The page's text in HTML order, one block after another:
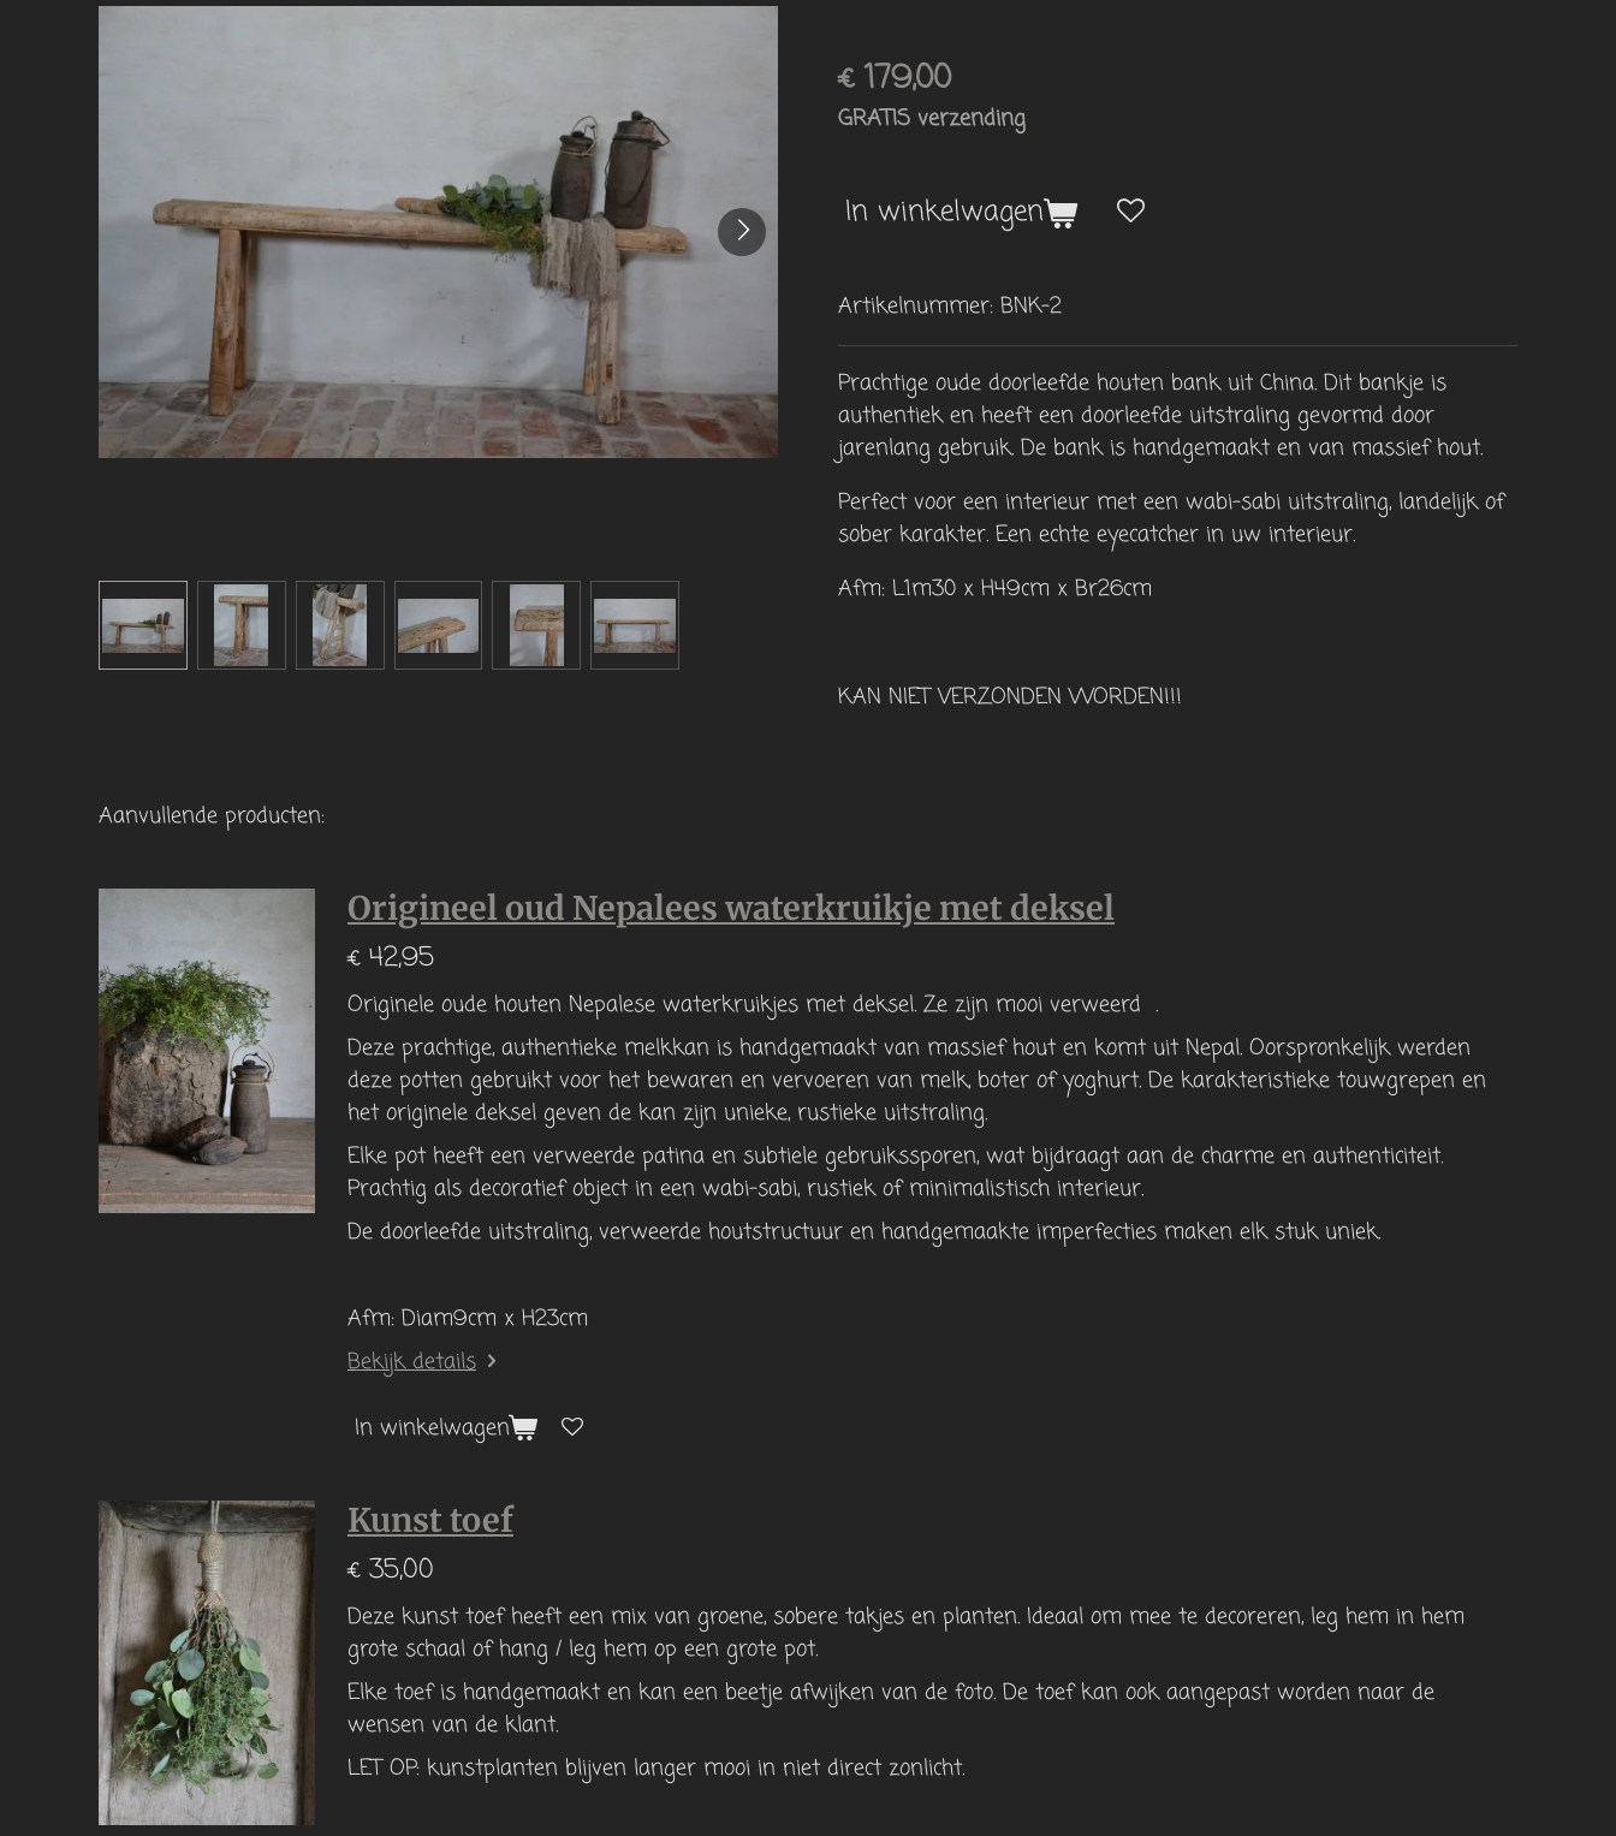
€ 179,00
GRATIS verzending
In winkelwagen
Artikelnummer: BNK-2
Prachtige oude doorleefde houten bank uit China. Dit bankje is
authentiek en heeft een doorleefde uitstraling gevormd door
jarenlang gebruik. De bank is handgemaakt en van massief hout.
Perfect voor een interieur met een wabi-sabi uitstraling, landelijk of
sober karakter. Een echte eyecatcher in uw interieur.
Afm: L1m30 x H49cm x Br26cm
KAN NIET VERZONDEN WORDEN!!!
Aanvullende producten:
Origineel oud Nepalees waterkruikje met deksel
€ 42,95
Originele oude houten Nepalese waterkruikjes met deksel. Ze zijn mooi verweerd .
Deze prachtige, authentieke melkkan is handgemaakt van massief hout en komt uit Nepal. Oorspronkelijk werden
deze potten gebruikt voor het bewaren en vervoeren van melk, boter of yoghurt. De karakteristieke touwgrepen en
het originele deksel geven de kan zijn unieke, rustieke uitstraling.
Elke pot heeft een verweerde patina en subtiele gebruikssporen, wat bijdraagt ​​aan de charme en authenticiteit.
Prachtig als decoratief object in een wabi-sabi, rustiek of minimalistisch interieur.
De doorleefde uitstraling, verweerde houtstructuur en handgemaakte imperfecties maken elk stuk uniek.
Afm: Diam9cm x H23cm
Bekijk details
In winkelwagen
Kunst toef
€ 35,00
Deze kunst toef heeft een mix van groene, sobere takjes en planten. Ideaal om mee te decoreren, leg hem in hem
grote schaal of hang / leg hem op een grote pot.
Elke toef is handgemaakt en kan een beetje afwijken van de foto. De toef kan ook aangepast worden naar de
wensen van de klant.
LET OP: kunstplanten blijven langer mooi in niet direct zonlicht.